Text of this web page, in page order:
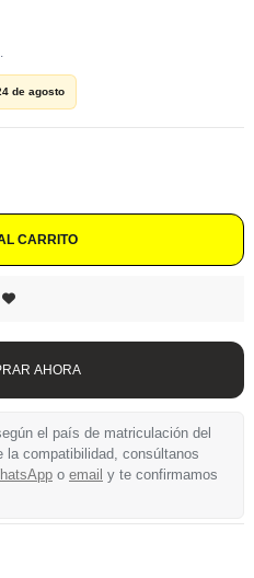
de agosto
CARRITO
AHORA
el país de matriculación del
compatibilidad, consúltanos
o email y te confirmamos